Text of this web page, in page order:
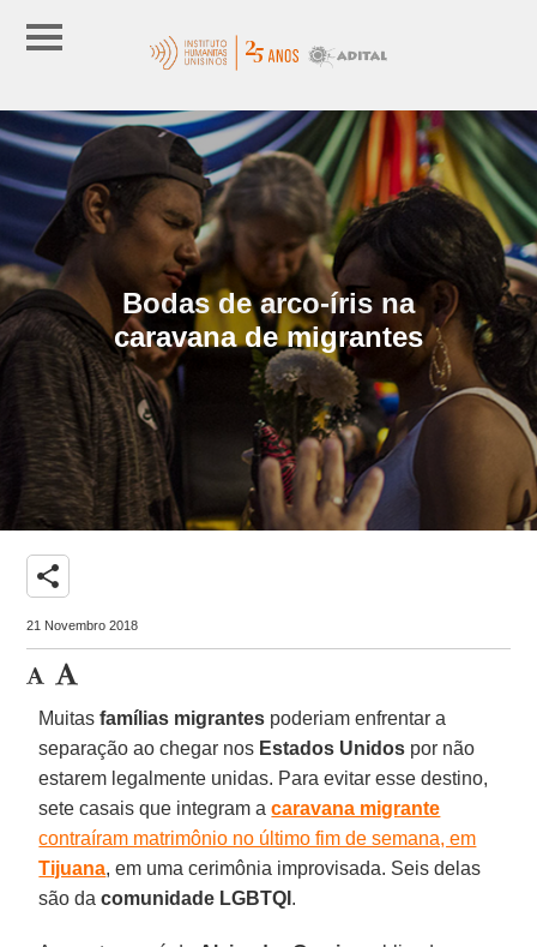
Bodas de arco-íris na
caravana de migrantes
share
21 Novembro 2018
Muitasfamílias migrantes poderiam enfrentar a
separação ao chegar nos Estados Unidos por não
estarem legalmente unidas. Para evitar esse destino,
sete casais que integram acaravana migrante
contraíram matrimônio no último fim de semana, em
Tijuana, em uma cerimônia improvisada. Seis delas
são dacomunidade LGBTQI .